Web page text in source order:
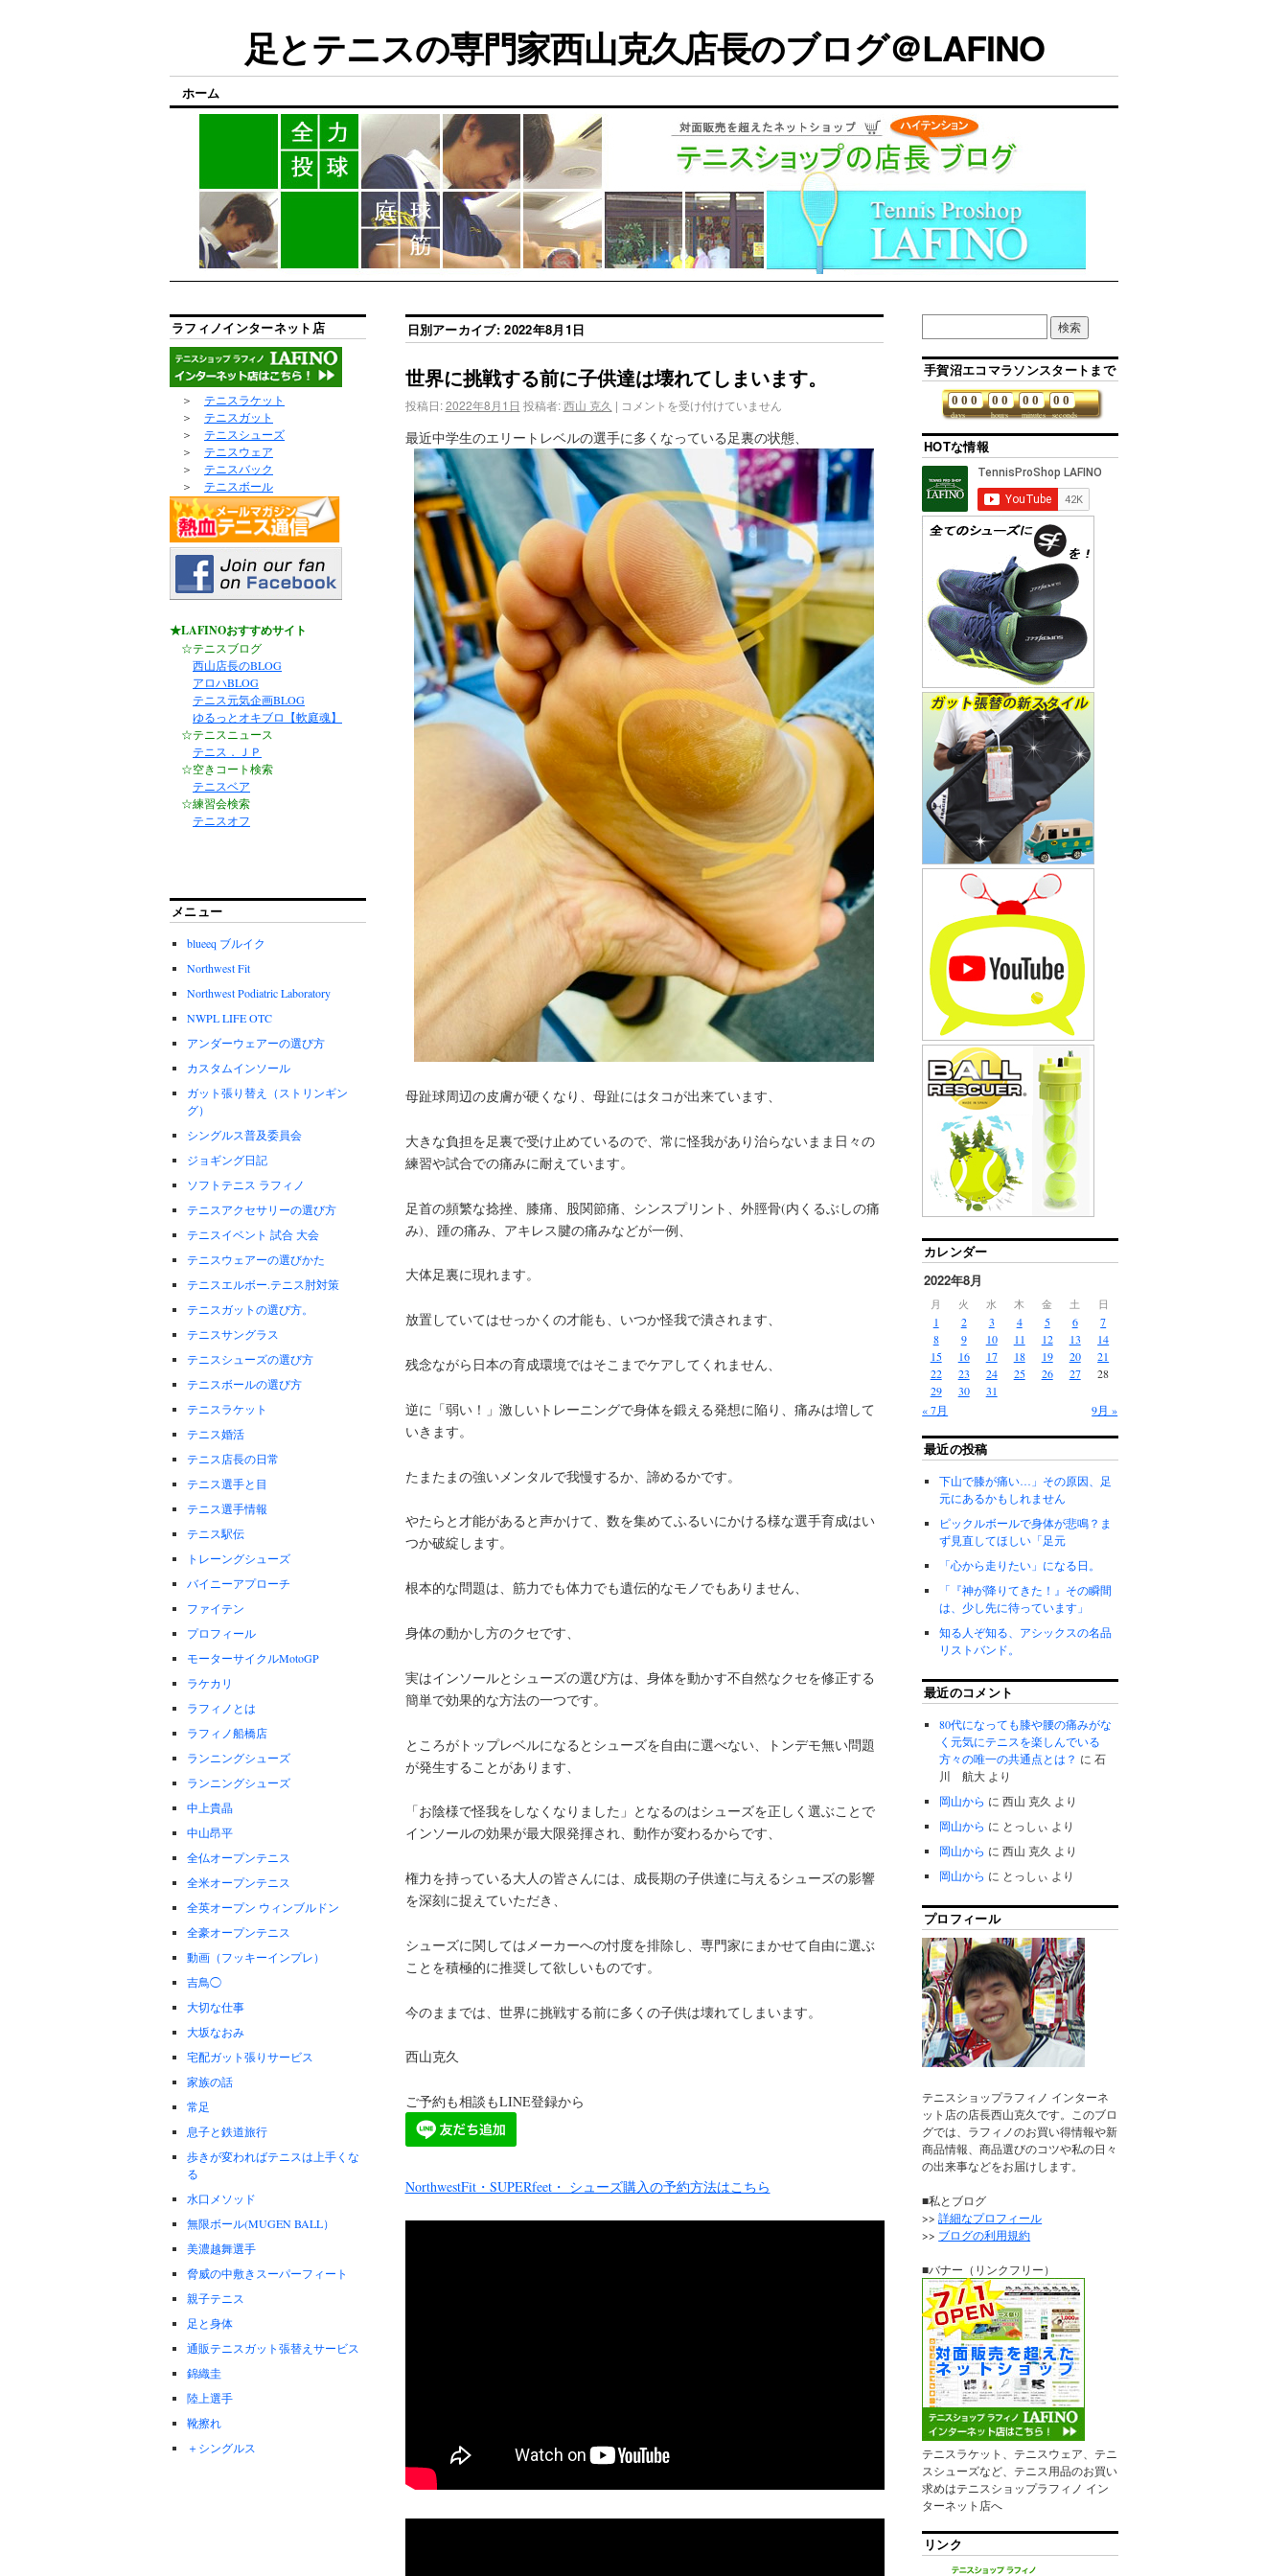
足とテニスの専門家西山克久店長のブログ＠LAFINO
ホーム
日別アーカイブ:2022年8月1日
世界に挑戦する前に子供達は壊れてしまいます。
投稿日: 2022年8月1日 投稿者: 西山 克久 | コメントを受け付けていません
最近中学生のエリートレベルの選手に多くなっている足裏の状態、
母趾球周辺の皮膚が硬くなり、母趾にはタコが出来ています、
大きな負担を足裏で受け止めているので、常に怪我があり治らないまま日々の
練習や試合での痛みに耐えています。
足首の頻繁な捻挫、膝痛、股関節痛、シンスプリント、外脛骨(内くるぶしの痛
み)、踵の痛み、アキレス腱の痛みなどが一例、
大体足裏に現れます。
放置していてはせっかくの才能も、いつか怪我で潰されます、
残念ながら日本の育成環境ではそこまでケアしてくれません、
逆に「弱い！」激しいトレーニングで身体を鍛える発想に陥り、痛みは増して
いきます。
たまたまの強いメンタルで我慢するか、諦めるかです。
やたらと才能があると声かけて、数を集めてふるいにかける様な選手育成はい
つか破綻します。
根本的な問題は、筋力でも体力でも遺伝的なモノでもありません、
身体の動かし方のクセです、
実はインソールとシューズの選び方は、身体を動かす不自然なクセを修正する
簡単で効果的な方法の一つです。
ところがトップレベルになるとシューズを自由に選べない、トンデモ無い問題
が発生することがあります、
「お陰様で怪我をしなくなりました」となるのはシューズを正しく選ぶことで
インソールの効果が最大限発揮され、動作が変わるからです、
権力を持っている大人の皆さんには、成長期の子供達に与えるシューズの影響
を深刻に捉えていただき、
シューズに関してはメーカーへの忖度を排除し、専門家にまかせて自由に選ぶ
ことを積極的に推奨して欲しいものです。
今のままでは、世界に挑戦する前に多くの子供は壊れてしまいます。
西山克久
ご予約も相談もLINE登録から
NorthwestFit・SUPERfeet・ シューズ購入の予約方法はこちら
ラフィノインターネット店
＞ テニスラケット
＞ テニスガット
＞ テニスシューズ
＞ テニスウェア
＞ テニスバック
＞ テニスボール
★LAFINOおすすめサイト
☆テニスブログ
西山店長のBLOG
アロハBLOG
テニス元気企画BLOG
ゆるっとオキブロ【軟庭魂】
☆テニスニュース
テニス．ＪＰ
☆空きコート検索
テニスベア
☆練習会検索
テニスオフ
メニュー
blueeq ブルイク
Northwest Fit
Northwest Podiatric Laboratory
NWPL LIFE OTC
アンダーウェアーの選び方
カスタムインソール
ガット張り替え（ストリンギン
グ）
シングルス普及委員会
ジョギング日記
ソフトテニス ラフィノ
テニスアクセサリーの選び方
テニスイベント 試合 大会
テニスウェアーの選びかた
テニスエルボー.テニス肘対策
テニスガットの選び方。
テニスサングラス
テニスシューズの選び方
テニスボールの選び方
テニスラケット
テニス婚活
テニス店長の日常
テニス選手と目
テニス選手情報
テニス駅伝
トレーングシューズ
バイニーアプローチ
ファイテン
プロフィール
モーターサイクルMotoGP
ラケカリ
ラフィノとは
ラフィノ船橋店
ランニングシューズ
ランニングシューズ
中上貴晶
中山昂平
全仏オープンテニス
全米オープンテニス
全英オープン ウィンブルドン
全豪オープンテニス
動画（フッキーインプレ）
吉鳥◯
大切な仕事
大坂なおみ
宅配ガット張りサービス
家族の話
常足
息子と鉄道旅行
歩きが変わればテニスは上手くな
る
水口メソッド
無限ボール(MUGEN BALL）
美濃越舞選手
脅威の中敷きスーパーフィート
親子テニス
足と身体
通販テニスガット張替えサービス
錦織圭
陸上選手
靴擦れ
＋シングルス
手賀沼エコマラソンスタートまで
days
0 0 0
hours
0 0
minutes
0 0
seconds
0 0
HOTな情報
カレンダー
2022年8月
月 火 水 木 金 土 日
« 7月 9月 »
1 2 3 4 5 6
7
8
9 10 11 12 13
14
15
16 17 18 19 20
21
22
23 24 25 26 27
28
29
30 31
最近の投稿
下山で膝が痛い…」その原因、足
元にあるかもしれません
ピックルボールで身体が悲鳴？ま
ず見直してほしい「足元
「心から走りたい」になる日。
「『神が降りてきた！』その瞬間
は、少し先に待っています」
知る人ぞ知る、アシックスの名品
リストバンド。
最近のコメント
80代になっても膝や腰の痛みがな
く元気にテニスを楽しんでいる
方々の唯一の共通点とは？ に石
川 航大 より
岡山から に西山 克久 より
岡山から に とっしぃ より
岡山から に西山 克久 より
岡山から に とっしぃ より
プロフィール
テニスショップラフィノ インターネ
ット店の店長西山克久です。このブロ
グでは、ラフィノのお買い得情報や新
商品情報、商品選びのコツや私の日々
の出来事などをお届けします。
■私とブログ
>>詳細なプロフィール
>> ブログの利用規約
■バナー（リンクフリー）
テニスラケット、テニスウェア、テニ
スシューズなど、テニス用品のお買い
求めはテニスショップラフィノ イン
ターネット店へ
リンク